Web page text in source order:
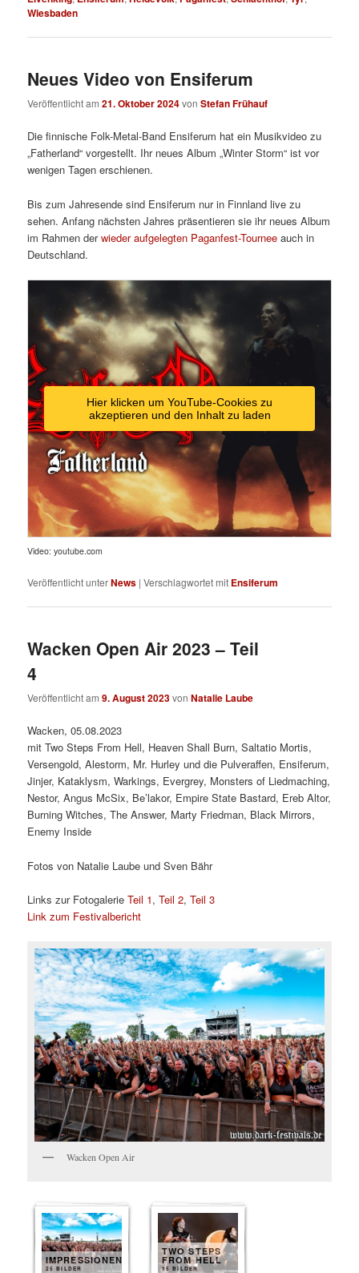
Wiesbaden
Neues Video von Ensiferum
Veröffentlicht am21. Oktober 2024vonStefan Frühauf
Die finnische Folk-Metal-Band Ensiferum hat ein Musikvideo zu
„Fatherland“ vorgestellt. Ihr neues Album „Winter Storm“ ist vor
wenigen Tagen erschienen.
Bis zum Jahresende sind Ensiferum nur in Finnland live zu
sehen. Anfang nächsten Jahres präsentieren sie ihr neues Album
im Rahmen derwieder aufgelegten Paganfest-Tournee auch in
Deutschland.
Hier klicken um YouTube-Cookies zu
akzeptieren und den Inhalt zu laden
Video: youtube.com
Veröffentlicht unterNews |Verschlagwortet mit Ensiferum
Wacken Open Air 2023 – Teil
4
Veröffentlicht am9. August 2023vonNatalie Laube
Wacken, 05.08.2023
mit Two Steps From Hell, Heaven Shall Burn, Saltatio Mortis,
Versengold, Alestorm, Mr. Hurley und die Pulveraffen, Ensiferum,
Jinjer, Kataklysm, Warkings, Evergrey, Monsters of Liedmaching,
Nestor, Angus McSix, Be’lakor, Empire State Bastard, Ereb Altor,
Burning Witches, The Answer, Marty Friedman, Black Mirrors,
Enemy Inside
Fotos von Natalie Laube und Sven Bähr
Links zur FotogalerieTeil 1,Teil 2,Teil 3
Link zum Festivalbericht
Wacken Open Air
IMPRESSIONEN
25 BILDER
TWO STEPS
FROM HELL
15 BILDER